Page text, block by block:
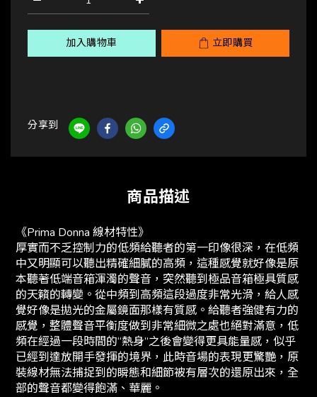
加入購物車 立即購買
分享到
商品描述
《Prima Donna 線材特性》
厚實而不乏控制力的低頻給聽者的第一印像很深，在低頻
中又明顯可以聽出精確細膩的高頻，這種感覺就好像是原
本聽著低端音箱渾濁的聲音，突然聽到極品音箱極具質感
的天籟的轉變。從中頻到高頻這段過度非常光滑，給人感
覺好像是拋光的金屬鏡面那樣有質感。給聽者強健有力的
感覺，整體聲音平衡度做到非常細微之處也絕對滿意，低
頻在經過一段時間的“熱身”之後會變得更具能量感，似乎
已經到達放開手發揮的境界，此時音場的表現更驚艷，原
裝線材無法捕捉到的瞬態和細節被有層次的還原出來，全
部的聲音都變得飽滿、華麗。